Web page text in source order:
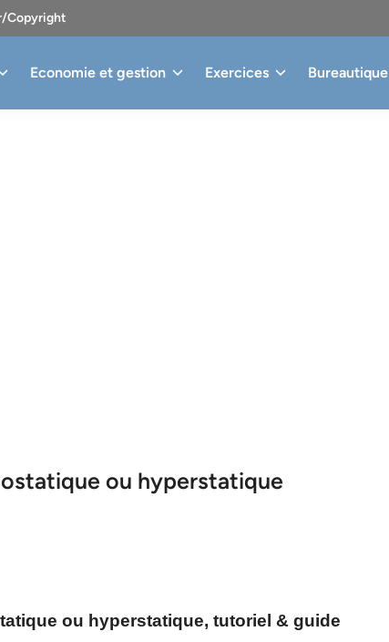
Copyright
Economie et gestion Exercices Bureautique
ou hyperstatique
ou hyperstatique, tutoriel & guide